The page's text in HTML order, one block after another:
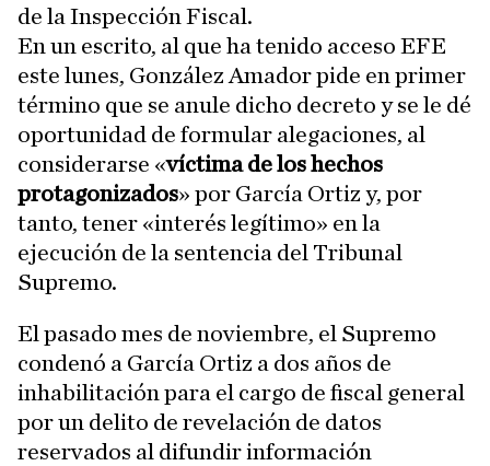
de la Inspección Fiscal.
En un escrito, al que ha tenido acceso EFE
este lunes, González Amador pide en primer
término que se anule dicho decreto y se le dé
oportunidad de formular alegaciones, al
considerarse «víctima de los hechos
protagonizados» por García Ortiz y, por
tanto, tener «interés legítimo» en la
ejecución de la sentencia del Tribunal
Supremo.
El pasado mes de noviembre, el Supremo
condenó a García Ortiz a dos años de
inhabilitación para el cargo de fiscal general
por un delito de revelación de datos
reservados al difundir información